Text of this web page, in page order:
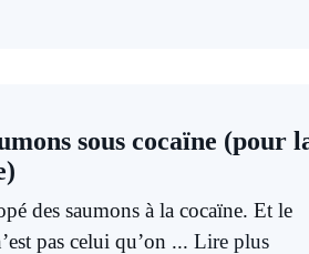
sous cocaïne (pour
des saumons à la cocaïne. Et le
pas celui qu’on ... Lire plus